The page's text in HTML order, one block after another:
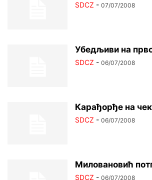
SDCZ - 07/07/2008
Убедљиви на
SDCZ - 06/07/2008
Карађорђе на
SDCZ - 06/07/2008
Миловановић
SDCZ - 06/07/2008